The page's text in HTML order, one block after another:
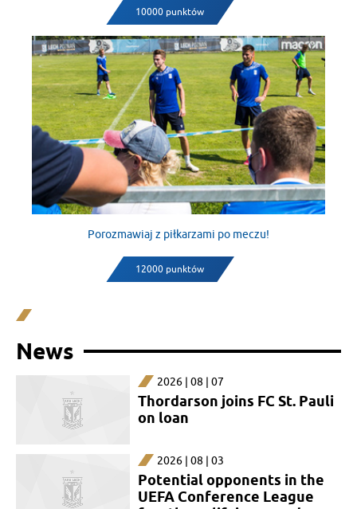
10000 punktów
Porozmawiaj z piłkarzami po meczu!
12000 punktów
News
2026 | 08 | 07
Thordarson joins FC St. Pauli
on loan
2026 | 08 | 03
Potential opponents in the
UEFA Conference League